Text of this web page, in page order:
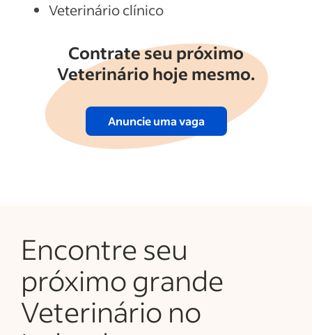
Veterinário clínico
Contrate seu próximo
Veterinário hoje mesmo.
Anuncie uma vaga
Encontre seu
próximo grande
Veterinário no